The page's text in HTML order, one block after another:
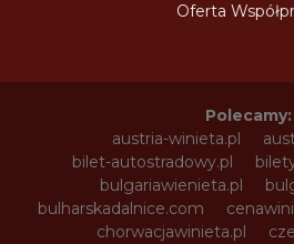
Oferta
Polecamy:
austria-winieta.pl
bilet-autostradowy.pl
bulgariawienieta.pl
bulharskadalnice.com
chorwacjawinieta.pl